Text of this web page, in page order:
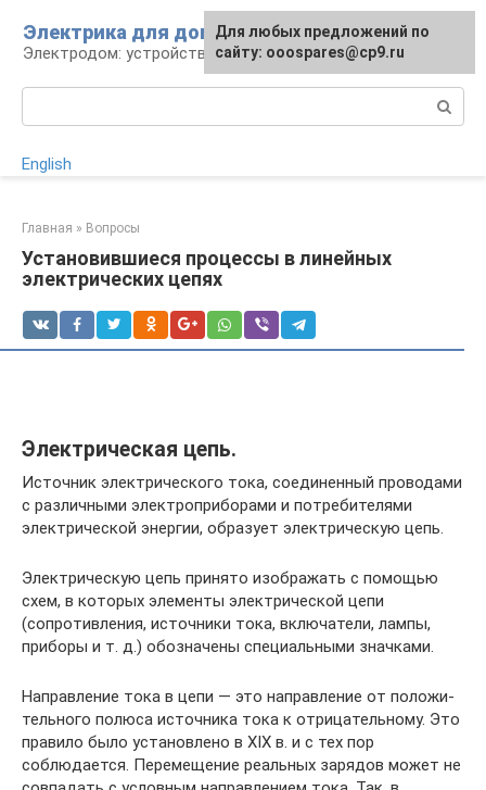
контенту
Электрика для дома
Электродом: устройства, кабели, ремонт
English
Главная » Вопросы
Установившиеся процессы в линейных
электрических цепях
Электрическая цепь.
Источник электрического тока, соединенный проводами
с различными электроприборами и потребителями
электри­ческой энергии, образует электрическую цепь.
Электрическую цепь принято изображать с помощью
схем, в которых элементы электрической цепи
(сопротивления, источники тока, включатели, лампы,
при­боры и т. д.) обозначены специальными значками.
Направление тока в цепи — это направление от положи­
тельного полюса источника тока к отрицательному. Это
пра­вило было установлено в XIX в. и с тех пор
соблюдается. Перемещение реальных зарядов может не
Для любых предложений по
сайту: ooospares@cp9.ru